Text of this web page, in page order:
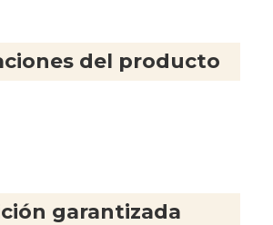
del producto
garantizada